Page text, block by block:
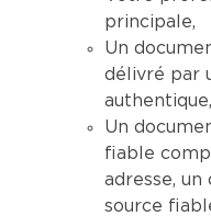
principale,
Un
délivré par
Un
fiable
adresse, un
source